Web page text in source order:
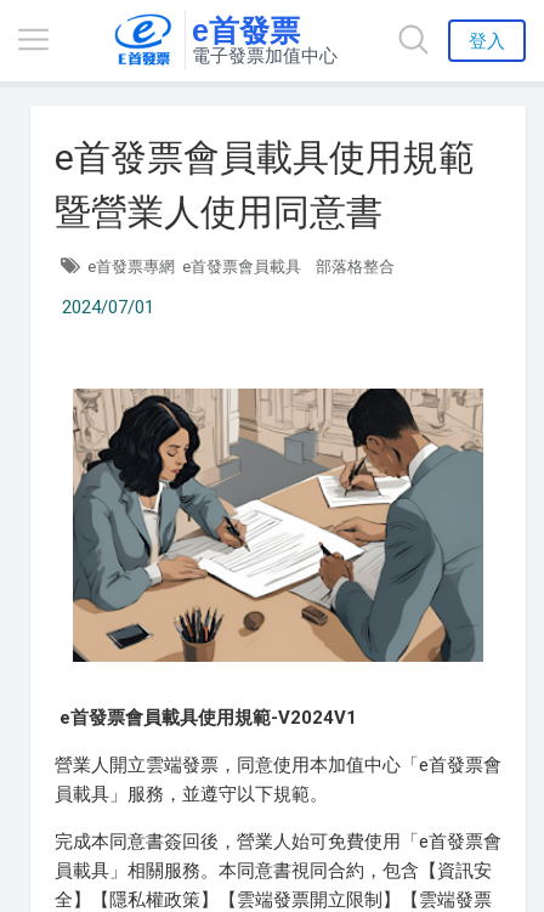
e首發票
電子發票加值中心
登入
e首發票會員載具使用規範
暨營業人使用同意書
e首發票專網 e首發票會員載具 部落格整合
2024/07/01
e首發票會員載具使用規範-V2024V1
營業人開立雲端發票，同意使用本加值中心「e首發票會
員載具」服務，並遵守以下規範。
完成本同意書簽回後，營業人始可免費使用「e首發票會
員載具」相關服務。本同意書視同合約，包含【資訊安
全】【隱私權政策】【雲端發票開立限制】【雲端發票